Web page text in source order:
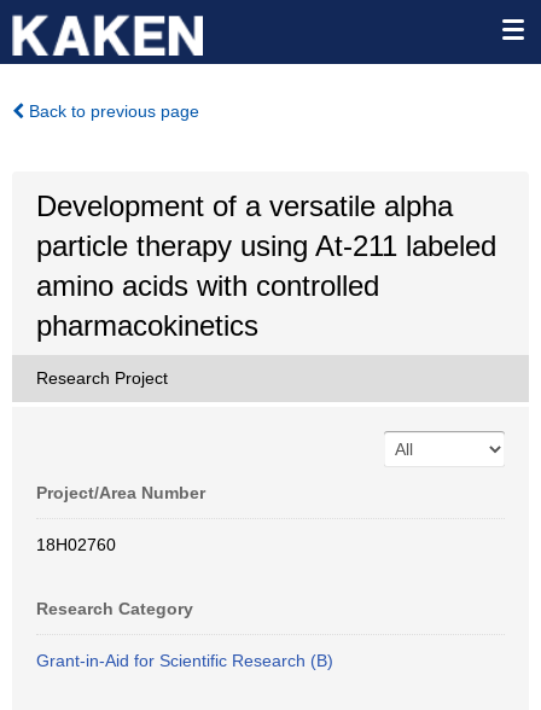
Back to previous page
Development of a versatile alpha
particle therapy using At-211 labeled
amino acids with controlled
pharmacokinetics
Research Project
Project/Area Number
18H02760
Research Category
Grant-in-Aid for Scientific Research (B)